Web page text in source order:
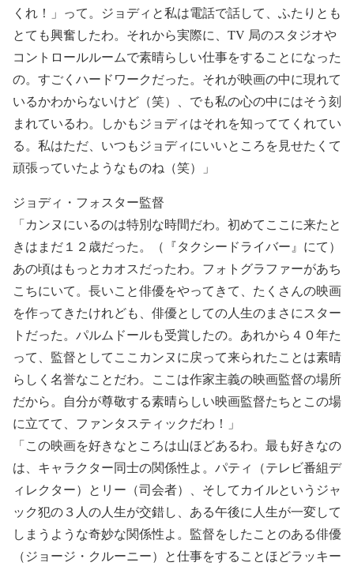
くれ！」って。ジョディと私は電話で話して、ふたりとも
とても興奮したわ。それから実際に、TV 局のスタジオや
コントロールルームで素晴らしい仕事をすることになった
の。すごくハードワークだった。それが映画の中に現れて
いるかわからないけど（笑）、でも私の心の中にはそう刻
まれているわ。しかもジョディはそれを知っててくれてい
る。私はただ、いつもジョディにいいところを見せたくて
頑張っていたようなものね（笑）」
ジョディ・フォスター監督
「カンヌにいるのは特別な時間だわ。初めてここに来たと
きはまだ１２歳だった。（『タクシードライバー』にて）
あの頃はもっとカオスだったわ。フォトグラファーがあち
こちにいて。長いこと俳優をやってきて、たくさんの映画
を作ってきたけれども、俳優としての人生のまさにスター
トだった。パルムドールも受賞したの。あれから４０年た
って、監督としてここカンヌに戻って来られたことは素晴
らしく名誉なことだわ。ここは作家主義の映画監督の場所
だから。自分が尊敬する素晴らしい映画監督たちとこの場
に立てて、ファンタスティックだわ！」
「この映画を好きなところは山ほどあるわ。最も好きなの
は、キャラクター同士の関係性よ。パティ（テレビ番組デ
ィレクター）とリー（司会者）、そしてカイルというジャ
ック犯の３人の人生が交錯し、ある午後に人生が一変して
しまうような奇妙な関係性よ。監督をしたことのある俳優
（ジョージ・クルーニー）と仕事をすることほどラッキー